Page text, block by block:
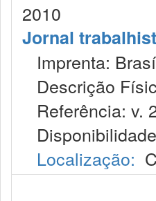
2010
Jornal
Imprenta:
Descrição
Referência: v.
Localização: